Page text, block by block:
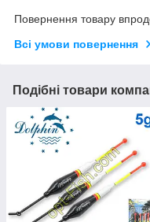
Повернення товару
Всі умови повернення
Подібні товари